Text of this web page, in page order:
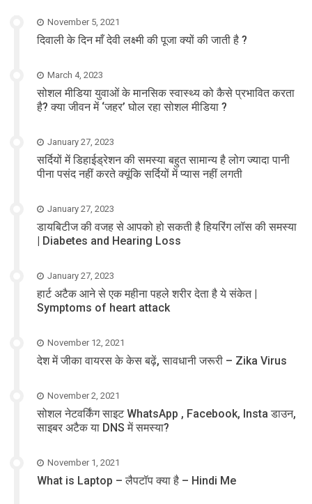
November 5, 2021
दिवाली के दिन माँ देवी लक्ष्मी की पूजा क्यों की जाती है ?
March 4, 2023
सोशल मीडिया युवाओं के मानसिक स्वास्थ्य को कैसे प्रभावित करता
है? क्या जीवन में ‘जहर’ घोल रहा सोशल मीडिया ?
January 27, 2023
सर्दियों में डिहाईड्रेशन की समस्या बहुत सामान्य है लोग ज्यादा पानी
पीना पसंद नहीं करते क्यूंकि सर्दियों में प्यास नहीं लगती
January 27, 2023
डायबिटीज की वजह से आपको हो सकती है हियरिंग लॉस की समस्या
| Diabetes and Hearing Loss
January 27, 2023
हार्ट अटैक आने से एक महीना पहले शरीर देता है ये संकेत |
Symptoms of heart attack
November 12, 2021
देश में जीका वायरस के केस बढ़ें, सावधानी जरूरी – Zika Virus
November 2, 2021
सोशल नेटवर्किंग साइट WhatsApp , Facebook, Insta डाउन,
साइबर अटैक या DNS में समस्या?
November 1, 2021
What is Laptop – लैपटॉप क्या है – Hindi Me